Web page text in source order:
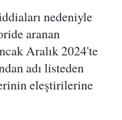
nedeniyle
aranan
Aralık 2024'te
adı listeden
eleştirilerine